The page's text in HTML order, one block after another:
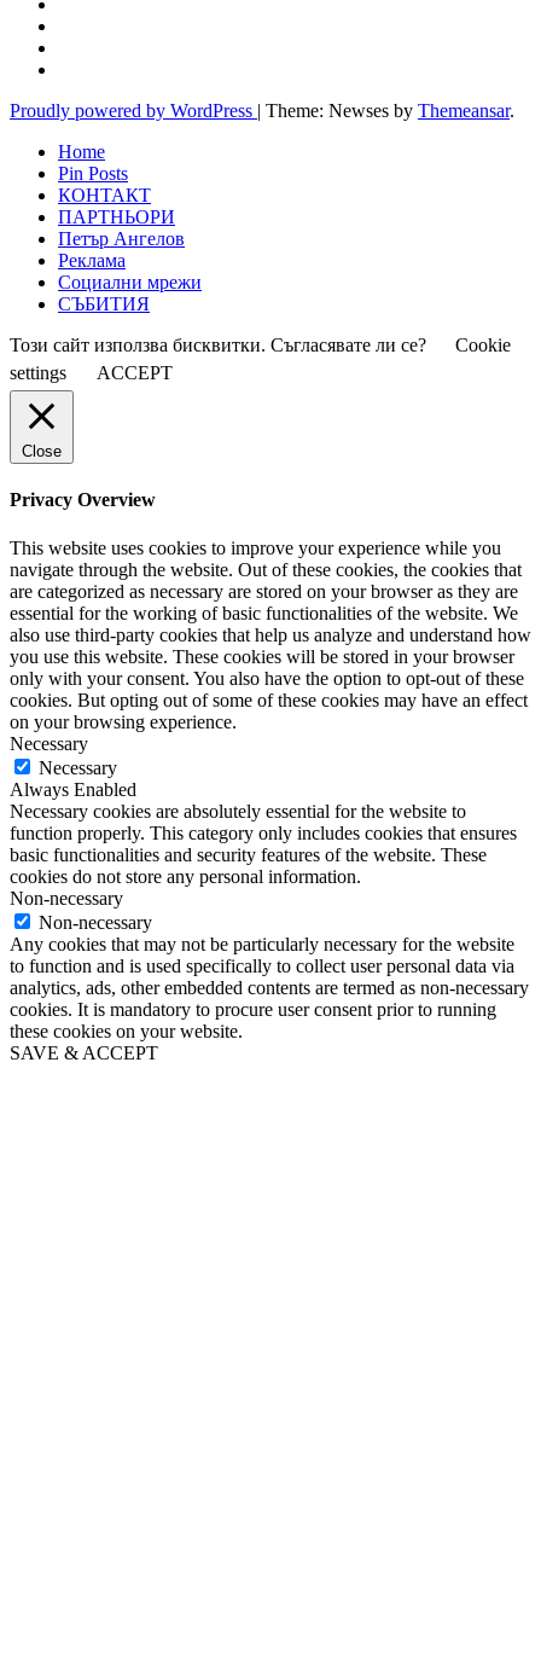
Proudly powered by WordPress | Theme: Newses by Themeansar.
Home
Pin Posts
КОНТАКТ
ПАРТНЬОРИ
Петър Ангелов
Реклама
Социални мрежи
СЪБИТИЯ
Този сайт използва бисквитки. Съгласявате ли се?
Cookie
settings
ACCEPT
Close
Privacy Overview
This website uses cookies to improve your experience while you
navigate through the website. Out of these cookies, the cookies that
are categorized as necessary are stored on your browser as they are
essential for the working of basic functionalities of the website. We
also use third-party cookies that help us analyze and understand how
you use this website. These cookies will be stored in your browser
only with your consent. You also have the option to opt-out of these
cookies. But opting out of some of these cookies may have an effect
on your browsing experience.
Necessary
Necessary
Always Enabled
Necessary cookies are absolutely essential for the website to
function properly. This category only includes cookies that ensures
basic functionalities and security features of the website. These
cookies do not store any personal information.
Non-necessary
Non-necessary
Any cookies that may not be particularly necessary for the website
to function and is used specifically to collect user personal data via
analytics, ads, other embedded contents are termed as non-necessary
cookies. It is mandatory to procure user consent prior to running
these cookies on your website.
SAVE & ACCEPT